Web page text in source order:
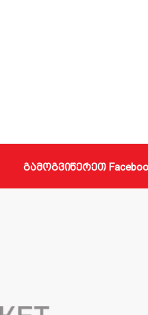
გამოგვიწერეთ